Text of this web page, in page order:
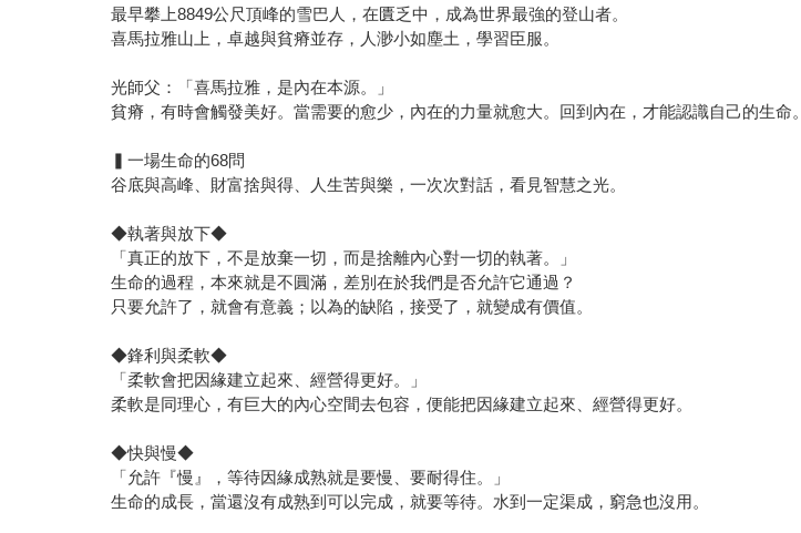
最早攀上8849公尺頂峰的雪巴人，在匱乏中，成為世界最強的登山者。
喜馬拉雅山上，卓越與貧瘠並存，人渺小如塵土，學習臣服。
光師父：「喜馬拉雅，是內在本源。」
貧瘠，有時會觸發美好。當需要的愈少，內在的力量就愈大。回到內在，才能認識自己的生命。
▍一場生命的68問
谷底與高峰、財富捨與得、人生苦與樂，一次次對話，看見智慧之光。
◆執著與放下◆
「真正的放下，不是放棄一切，而是捨離內心對一切的執著。」
生命的過程，本來就是不圓滿，差別在於我們是否允許它通過？
只要允許了，就會有意義；以為的缺陷，接受了，就變成有價值。
◆鋒利與柔軟◆
「柔軟會把因緣建立起來、經營得更好。」
柔軟是同理心，有巨大的內心空間去包容，便能把因緣建立起來、經營得更好。
◆快與慢◆
「允許『慢』，等待因緣成熟就是要慢、要耐得住。」
生命的成長，當還沒有成熟到可以完成，就要等待。水到一定渠成，窮急也沒用。